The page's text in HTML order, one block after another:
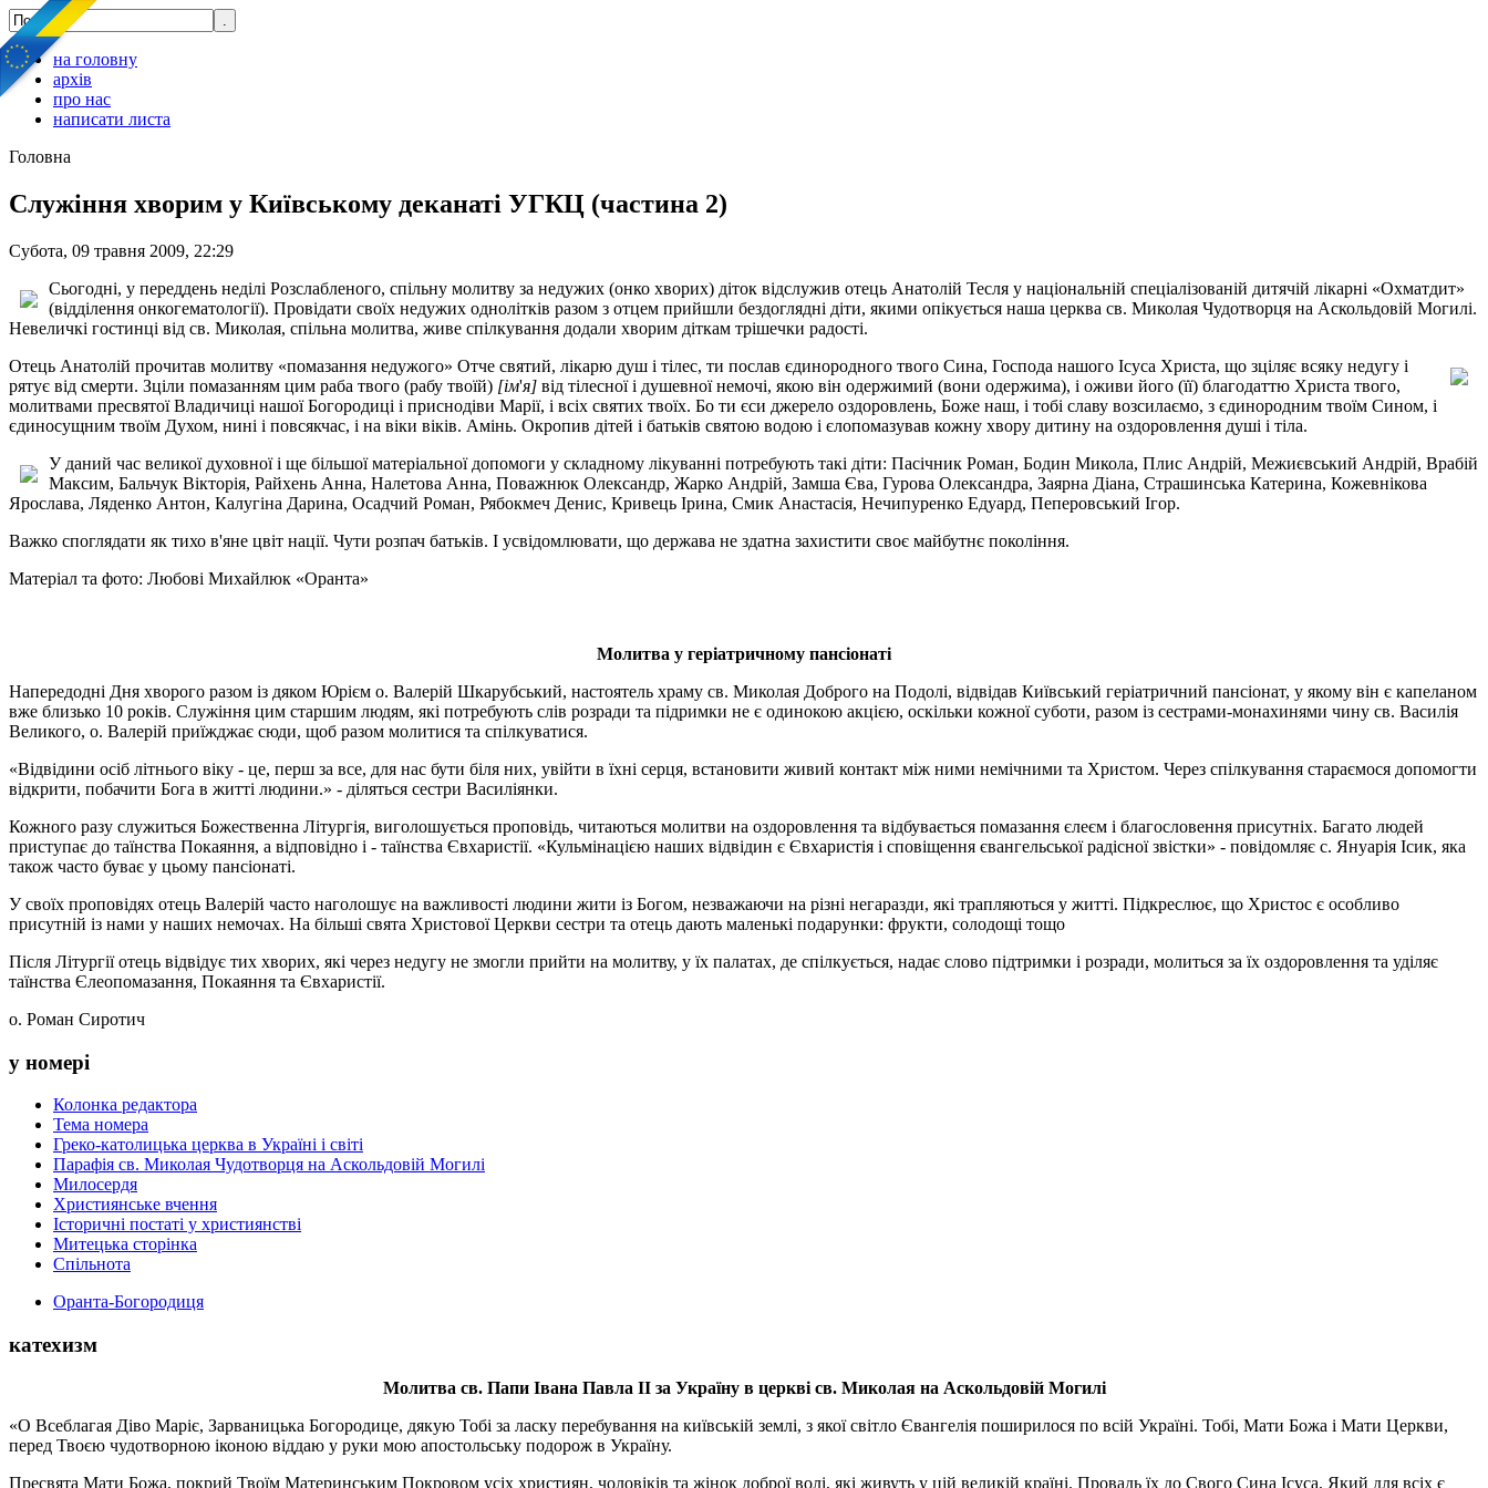
на головну
архів
про нас
написати листа
Головна
Служіння хворим у Київському деканаті УГКЦ (частина 2)
Субота, 09 травня 2009, 22:29
Сьогодні, у переддень неділі Розслабленого, спільну молитву за недужих (онко хворих) діток відслужив отець Анатолій Тесля у національній спеціалізованій дитячій лікарні «Охматдит»
(відділення онкогематології). Провідати своїх недужих однолітків разом з отцем прийшли бездоглядні діти, якими опікується наша церква св. Миколая Чудотворця на Аскольдовій Могилі.
Невеличкі гостинці від св. Миколая, спільна молитва, живе спілкування додали хворим діткам трішечки радості.
Отець Анатолій прочитав молитву «помазання недужого» Отче святий, лікарю душ і тілес, ти послав єдинородного твого Сина, Господа нашого Ісуса Христа, що зціляє всяку недугу і
рятує від смерти. Зціли помазанням цим раба твого (рабу твоїй) [ім'я] від тілесної і душевної немочі, якою він одержимий (вони одержима), і оживи його (її) благодаттю Христа твого,
молитвами пресвятої Владичиці нашої Богородиці і приснодіви Марії, і всіх святих твоїх. Бо ти єси джерело оздоровлень, Боже наш, і тобі славу возсилаємо, з єдинородним твоїм Сином, і
єдиносущним твоїм Духом, нині і повсякчас, і на віки віків. Амінь. Окропив дітей і батьків святою водою і єлопомазував кожну хвору дитину на оздоровлення душі і тіла.
У даний час великої духовної і ще більшої матеріальної допомоги у складному лікуванні потребують такі діти: Пасічник Роман, Бодин Микола, Плис Андрій, Межиєвський Андрій, Врабій
Максим, Бальчук Вікторія, Райхень Анна, Налетова Анна, Поважнюк Олександр, Жарко Андрій, Замша Єва, Гурова Олександра, Заярна Діана, Страшинська Катерина, Кожевнікова
Ярослава, Ляденко Антон, Калугіна Дарина, Осадчий Роман, Рябокмеч Денис, Кривець Ірина, Смик Анастасія, Нечипуренко Едуард, Пеперовський Ігор.
Важко споглядати як тихо в'яне цвіт нації. Чути розпач батьків. І усвідомлювати, що держава не здатна захистити своє майбутнє покоління.
Матеріал та фото: Любові Михайлюк «Оранта»
Молитва у геріатричному пансіонаті
Напередодні Дня хворого разом із дяком Юрієм о. Валерій Шкарубський, настоятель храму св. Миколая Доброго на Подолі, відвідав Київський геріатричний пансіонат, у якому він є капеланом
вже близько 10 років. Служіння цим старшим людям, які потребують слів розради та підримки не є одинокою акцією, оскільки кожної суботи, разом із сестрами-монахинями чину св. Василія
Великого, о. Валерій приїжджає сюди, щоб разом молитися та спілкуватися.
«Відвідини осіб літнього віку - це, перш за все, для нас бути біля них, увійти в їхні серця, встановити живий контакт між ними немічними та Христом. Через спілкування стараємося допомогти
відкрити, побачити Бога в житті людини.» - діляться сестри Василіянки.
Кожного разу служиться Божественна Літургія, виголошується проповідь, читаються молитви на оздоровлення та відбувається помазання єлеєм і благословення присутніх. Багато людей
приступає до таїнства Покаяння, а відповідно і - таїнства Євхаристії. «Кульмінацією наших відвідин є Євхаристія і сповіщення євангельської радісної звістки» - повідомляє с. Януарія Ісик, яка
також часто буває у цьому пансіонаті.
У своїх проповідях отець Валерій часто наголошує на важливості людини жити із Богом, незважаючи на різні негаразди, які трапляються у житті. Підкреслює, що Христос є особливо
присутній із нами у наших немочах. На більші свята Христової Церкви сестри та отець дають маленькі подарунки: фрукти, солодощі тощо
Після Літургії отець відвідує тих хворих, які через недугу не змогли прийти на молитву, у їх палатах, де спілкується, надає слово підтримки і розради, молиться за їх оздоровлення та уділяє
таїнства Єлеопомазання, Покаяння та Євхаристії.
о. Роман Сиротич
у номері
Колонка редактора
Тема номера
Греко-католицька церква в Україні і світі
Парафія св. Миколая Чудотворця на Аскольдовій Могилі
Милосердя
Християнське вчення
Історичні постаті у християнстві
Митецька сторінка
Спільнота
Оранта-Богородиця
катехизм
Молитва св. Папи Івана Павла ІІ за Україну в церкві св. Миколая на Аскольдовій Могилі
«О Всеблагая Діво Маріє, Зарваницька Богородице, дякую Тобі за ласку перебування на київській землі, з якої світло Євангелія поширилося по всій Україні. Тобі, Мати Божа і Мати Церкви,
перед Твоєю чудотворною іконою віддаю у руки мою апостольську подорож в Україну.
Пресвята Мати Божа, покрий Твоїм Материнським Покровом усіх християн, чоловіків та жінок доброї волі, які живуть у цій великій країні. Провадь їх до Свого Сина Ісуса, Який для всіх є